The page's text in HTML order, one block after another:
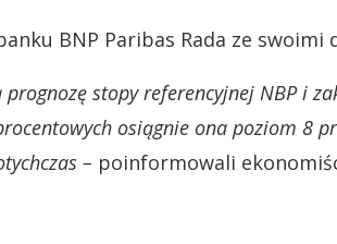
BNP Paribas Rada ze swoimi
prognozę stopy referencyjnej NBP i
osiągnie ona poziom 8
– poinformowali